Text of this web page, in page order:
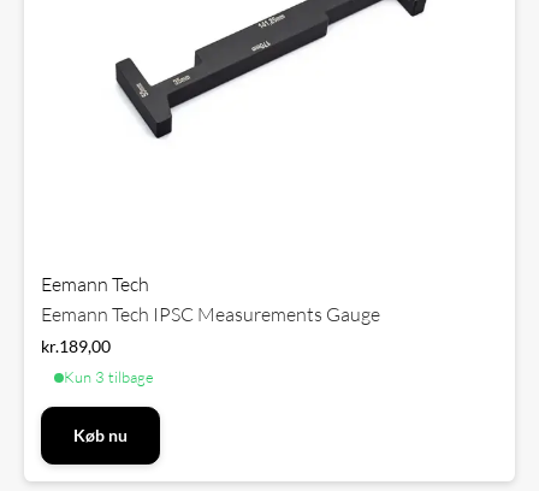
Eemann Tech
Eemann Tech IPSC Measurements Gauge
kr.189,00
Kun 3 tilbage
Køb nu